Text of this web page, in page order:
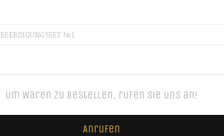
BEERDIGUNGSSET №1
Um Waren zu bestellen, rufen Sie uns an!
Anrufen